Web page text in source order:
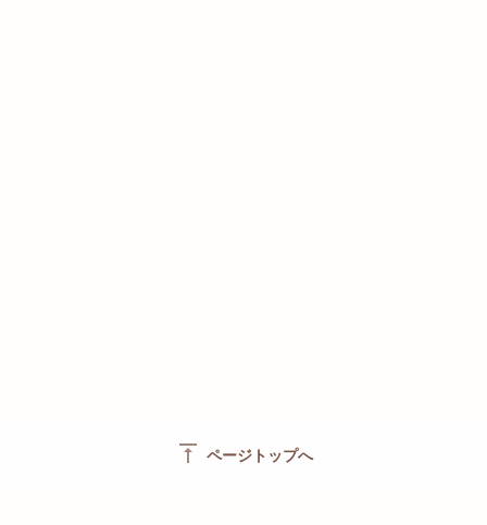
vertical_align_top ページトップへ